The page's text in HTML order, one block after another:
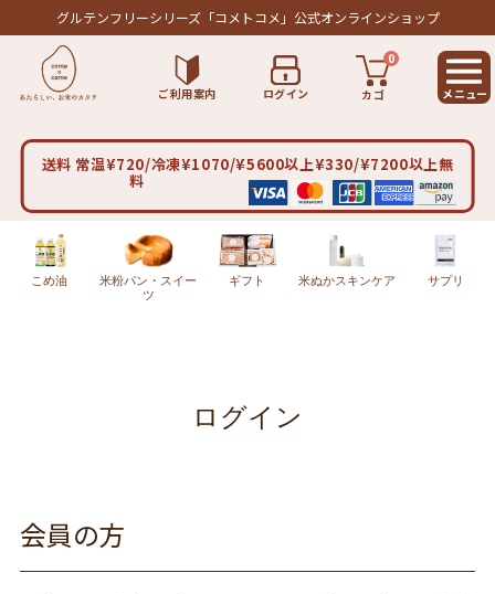
グルテンフリーシリーズ「コメトコメ」公式オンラインショップ
ご利用案内 ログイン カゴ
0
送料 常温¥720/冷凍¥1070/¥5600以上¥330/¥7200以上無
料
こめ油
米粉パン・スイー
ツ
ギフト 米ぬかスキンケア サプリ
ログイン
会員の方